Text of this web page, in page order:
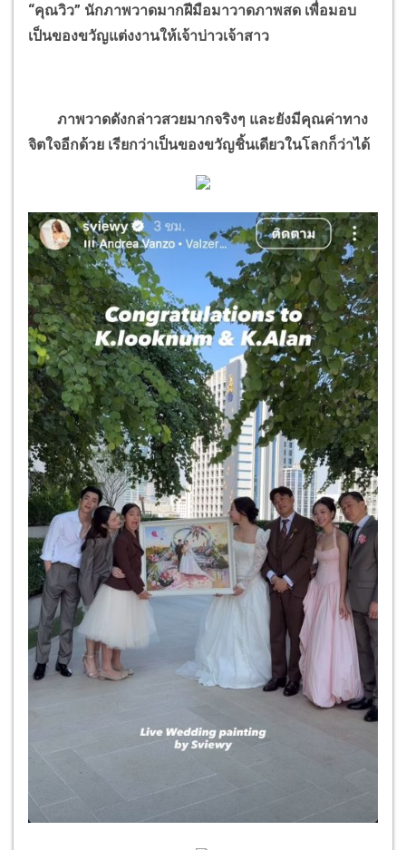
“คุณวิว” นักภาพวาดมากฝีมือมาวาดภาพสด เพื่อมอบ
เป็นของขวัญแต่งงานให้เจ้าบ่าวเจ้าสาว
ภาพวาดดังกล่าวสวยมากจริงๆ และยังมีคุณค่าทาง
จิตใจอีกด้วย เรียกว่าเป็นของขวัญชิ้นเดียวในโลกก็ว่าได้